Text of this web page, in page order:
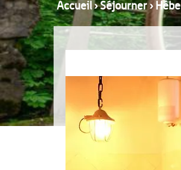
Accueil›Séjourner›